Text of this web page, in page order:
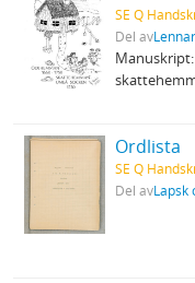
SE Q
Del av
Ordlista
SE Q
Del avLapsk